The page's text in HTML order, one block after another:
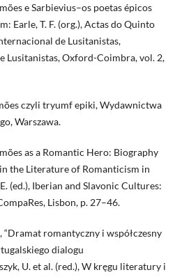
e Sarbievius–os poetas épicos
Earle, T. F. (org.), Actas do Quinto
de Lusitanistas,
Lusitanistas, Oxford-Coimbra, vol. 2,
czyli tryumf epiki, Wydawnictwa
Warszawa.
as a Romantic Hero: Biography
the Literature of Romanticism in
(ed.), Iberian and Slavonic Cultures:
Lisbon, p. 27–46.
“Dramat romantyczny i współczesny
dialogu
U. et al. (red.), W kręgu literatury i